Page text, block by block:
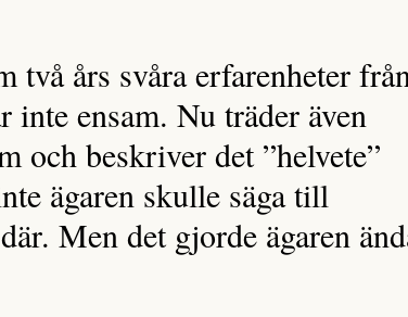
två års svåra erfarenheter
inte ensam. Nu träder även
och beskriver det ”helvete”
ägaren skulle säga till
Men det gjorde ägaren